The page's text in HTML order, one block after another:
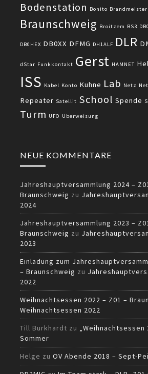
Bodenstation Bonito Brandmeister
Braunschweig Broitzem BS3
DB0HEX DB0XX DFMG DH1ALF DLR
dStar Funkkontakt Gerst HAMNET
ISS Kabel Konto Kuhne Lab Netz
Repeater Satellit School Spende
Turm UFO Überweisung
NEUE KOMMENTARE
Jahreshauptversammlung 2024 –
Braunschweig zu
2024
Jahreshauptversammlung 2023 –
Braunschweig zu
2023
Einladung zum
– Braunschweig zu
2022
Weihnachtsessen 2022 – Z01 –
Weihnachtsessen 2022
Till Burkhardt zu „Weihnachtsessen
Sommer
Helge zu OV Abende 2018 – Sept-